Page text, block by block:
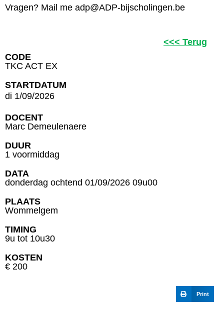
Vragen? Mail me adp@ADP-bijscholingen.be
<<< Terug
CODE
TKC ACT EX
STARTDATUM
di 1/09/2026
DOCENT
Marc Demeulenaere
DUUR
1 voormiddag
DATA
donderdag ochtend 01/09/2026 09u00
PLAATS
Wommelgem
TIMING
9u tot 10u30
KOSTEN
€ 200
Print